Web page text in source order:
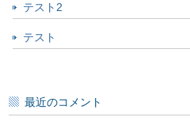
テスト2
テスト
最近のコメント